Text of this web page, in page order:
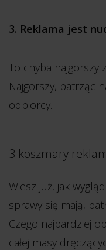
3. Reklama jest
To chyba najgorszy
Najgorszy, patrząc
odbiorcy.
3 koszmary
Wiesz już, jak
sprawy się mają,
Czego najbardziej
całej masy